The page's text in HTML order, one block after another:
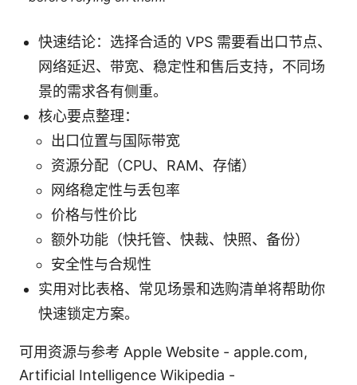
快速结论：选择合适的 VPS 需要看出口节点、
网络延迟、带宽、稳定性和售后支持，不同场
景的需求各有侧重。
核心要点整理：
出口位置与国际带宽
资源分配（CPU、RAM、存储）
网络稳定性与丢包率
价格与性价比
额外功能（快托管、快裁、快照、备份）
安全性与合规性
实用对比表格、常见场景和选购清单将帮助你
快速锁定方案。
可用资源与参考 Apple Website - apple.com,
Artificial Intelligence Wikipedia -